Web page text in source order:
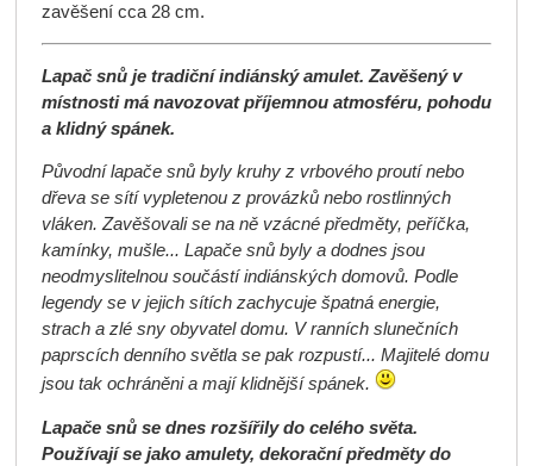
zavěšení cca 28 cm.
Lapač snů je tradiční indiánský amulet. Zavěšený v
místnosti má navozovat příjemnou atmosféru, pohodu
a klidný spánek.
Původní lapače snů byly kruhy z vrbového proutí nebo
dřeva se sítí vypletenou z provázků nebo rostlinných
vláken. Zavěšovali se na ně vzácné předměty, peříčka,
kamínky, mušle... Lapače snů byly a dodnes jsou
neodmyslitelnou součástí indiánských domovů. Podle
legendy se v jejich sítích zachycuje špatná energie,
strach a zlé sny obyvatel domu. V ranních slunečních
paprscích denního světla se pak rozpustí... Majitelé domu
jsou tak ochráněni a mají klidnější spánek.
Lapače snů se dnes rozšířily do celého světa.
Používají se jako amulety, dekorační předměty do